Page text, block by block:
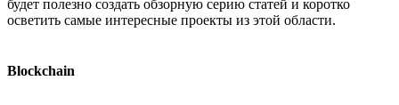
будет полезно создать обзорную серию статей и коротко
осветить самые интересные проекты из этой области.
Blockchain